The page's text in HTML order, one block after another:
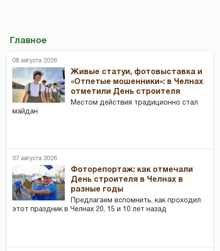
Главное
08 августа 2026
Живые статуи, фотовыставка и
«Отпетые мошенники»: в Челнах
отметили День строителя
Местом действия традиционно стал
майдан
07 августа 2026
Фоторепортаж: как отмечали
День строителя в Челнах в
разные годы
Предлагаем вспомнить, как проходил
этот праздник в Челнах 20, 15 и 10 лет назад